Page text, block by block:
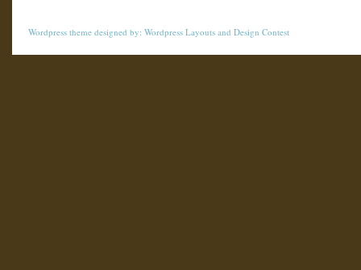
Wordpress theme designed by: Wordpress Layouts and Design Contest